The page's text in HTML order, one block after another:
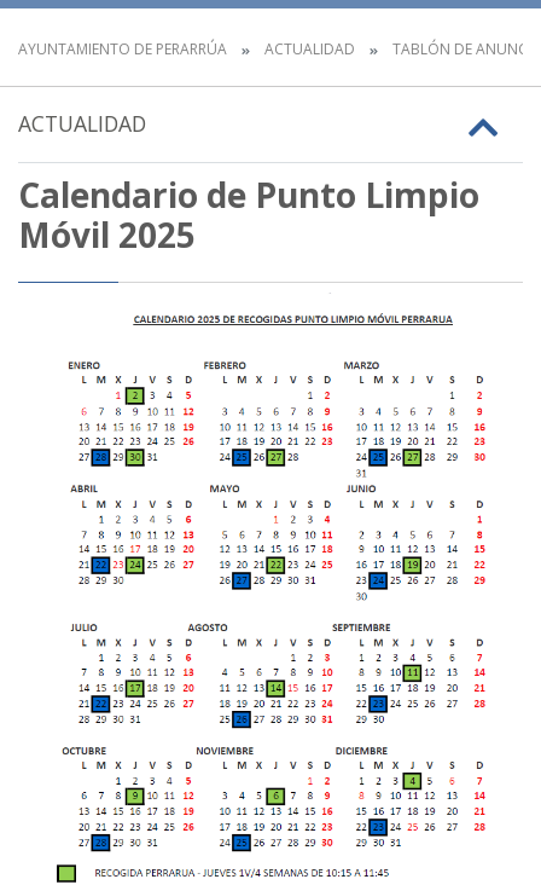
AYUNTAMIENTO DE PERARRÚA ACTUALIDAD TABLÓN DE
ACTUALIDAD
Calendario de Punto Limpio
Móvil 2025